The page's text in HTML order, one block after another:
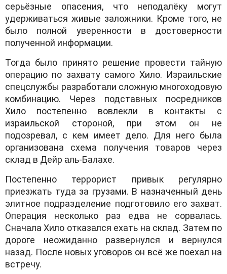
серьёзные опасения, что неподалёку могут
удерживаться живые заложники. Кроме того, не
было полной уверенности в достоверности
полученной информации.
Тогда было принято решение провести тайную
операцию по захвату самого Хило. Израильские
спецслужбы разработали сложную многоходовую
комбинацию. Через подставных посредников
Хило постепенно вовлекли в контакты с
израильской стороной, при этом он не
подозревал, с кем имеет дело. Для него была
организована схема получения товаров через
склад в Дейр аль-Балахе.
Постепенно террорист привык регулярно
приезжать туда за грузами. В назначенный день
элитное подразделение подготовило его захват.
Операция несколько раз едва не сорвалась.
Сначала Хило отказался ехать на склад. Затем по
дороге неожиданно развернулся и вернулся
назад. После новых уговоров он всё же поехал на
встречу.